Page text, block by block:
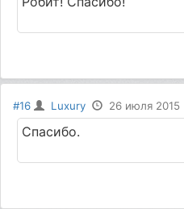
#16 Luxury 26 июля 2015
Спасибо.